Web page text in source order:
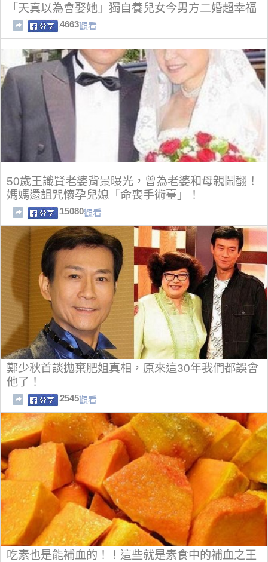
「天真以為會娶她」獨自養兒女今男方二婚超幸福
4663觀看
50歲王識賢老婆背景曝光，曾為老婆和母親鬧翻！
媽媽還詛咒懷孕兒媳「命喪手術臺」！
15080觀看
鄭少秋首談拋棄肥姐真相，原來這30年我們都誤會
他了！
2545觀看
吃素也是能補血的！！這些就是素食中的補血之王